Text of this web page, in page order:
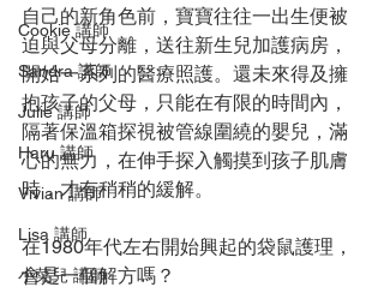
Cookie 講師
Sandra 講師
Julie 講師
Haru 講師
Vivian 講師
Lisa 講師
小菜兒 講師
自己的新角色前，寶寶往往一出生便被
迫與父母分離，送往新生兒加護病房，
開始一系列的醫療照護。還未來得及擁
抱孩子的父母，只能在有限的時間內，
隔著保溫箱探視被管線圍繞的嬰兒，滿
心的無力，在伸手探入觸摸到孩子肌膚
時，才有稍稍的緩解。
在1980年代左右開始興起的袋鼠護理，
會是一個解方嗎？